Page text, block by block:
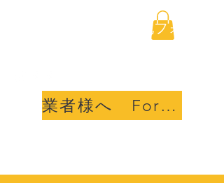
海外不動産取引透明化フォ
業者様へ For sellers